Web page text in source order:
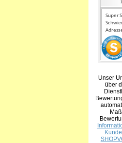
Unser
über